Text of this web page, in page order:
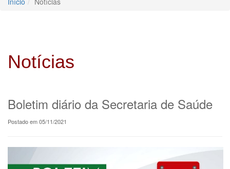
Notícias
Boletim diário da Secretaria de Saúde
Postado em 05/11/2021